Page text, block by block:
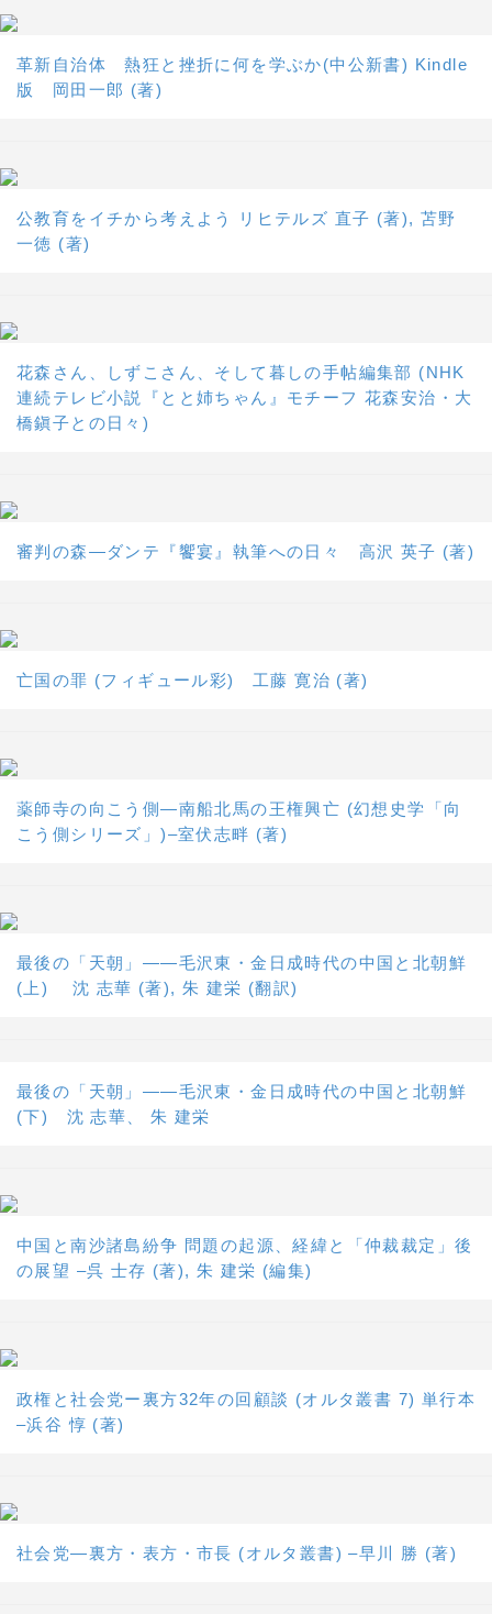
革新自治体 熱狂と挫折に何を学ぶか(中公新書) Kindle
版 岡田一郎 (著)
公教育をイチから考えよう リヒテルズ 直子 (著), 苫野
一徳 (著)
花森さん、しずこさん、そして暮しの手帖編集部 (NHK
連続テレビ小説『とと姉ちゃん』モチーフ 花森安治・大
橋鎭子との日々)
審判の森―ダンテ『饗宴』執筆への日々 高沢 英子 (著)
亡国の罪 (フィギュール彩) 工藤 寛治 (著)
薬師寺の向こう側―南船北馬の王権興亡 (幻想史学「向
こう側シリーズ」)–室伏志畔 (著)
最後の「天朝」――毛沢東・金日成時代の中国と北朝鮮
(上) 沈 志華 (著), 朱 建栄 (翻訳)
最後の「天朝」――毛沢東・金日成時代の中国と北朝鮮
(下) 沈 志華、 朱 建栄
中国と南沙諸島紛争 問題の起源、経緯と「仲裁裁定」後
の展望 –呉 士存 (著), 朱 建栄 (編集)
政権と社会党ー裏方32年の回顧談 (オルタ叢書 7) 単行本
–浜谷 惇 (著)
社会党―裏方・表方・市長 (オルタ叢書) –早川 勝 (著)